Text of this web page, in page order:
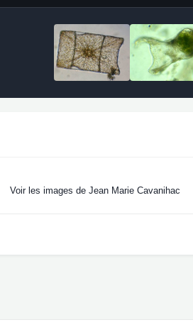
Voir les images de Jean Marie Cavanihac